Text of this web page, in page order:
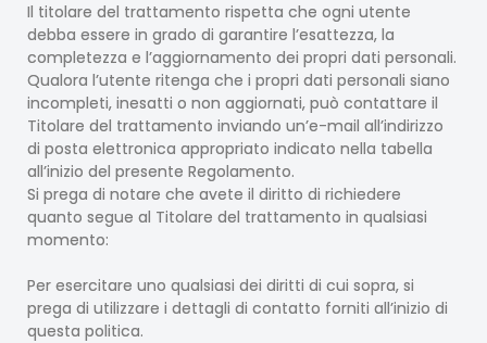
Il titolare del trattamento rispetta che ogni utente
debba essere in grado di garantire l’esattezza, la
completezza e l’aggiornamento dei propri dati personali.
Qualora l’utente ritenga che i propri dati personali siano
incompleti, inesatti o non aggiornati, può contattare il
Titolare del trattamento inviando un’e-mail all’indirizzo
di posta elettronica appropriato indicato nella tabella
all’inizio del presente Regolamento.
Si prega di notare che avete il diritto di richiedere
quanto segue al Titolare del trattamento in qualsiasi
momento:
Per esercitare uno qualsiasi dei diritti di cui sopra, si
prega di utilizzare i dettagli di contatto forniti all’inizio di
questa politica.